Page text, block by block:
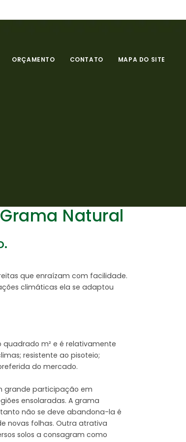
ORÇAMENTO CONTATO MAPA DO SITE
Natural
que enraízam com facilidade.
climáticas ela se adaptou
m² e é relativamente
resistente ao pisoteio;
do mercado.
grande participação em
ensolaradas. A grama
não se deve abandona-la é
novas folhas. Outra atrativa
solos a consagram como